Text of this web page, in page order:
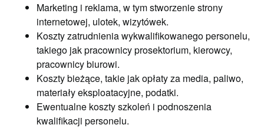
Marketing i reklama, w tym stworzenie strony
internetowej, ulotek, wizytówek.
Koszty zatrudnienia wykwalifikowanego personelu,
takiego jak pracownicy prosektorium, kierowcy,
pracownicy biurowi.
Koszty bieżące, takie jak opłaty za media, paliwo,
materiały eksploatacyjne, podatki.
Ewentualne koszty szkoleń i podnoszenia
kwalifikacji personelu.